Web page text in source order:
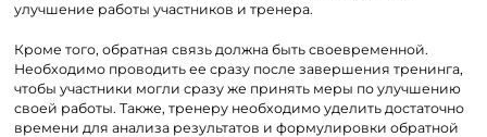
улучшение работы участников и тренера.
Кроме того, обратная связь должна быть своевременной.
Необходимо проводить ее сразу после завершения тренинга,
чтобы участники могли сразу же принять меры по улучшению
своей работы. Также, тренеру необходимо уделить достаточно
времени для анализа результатов и формулировки обратной